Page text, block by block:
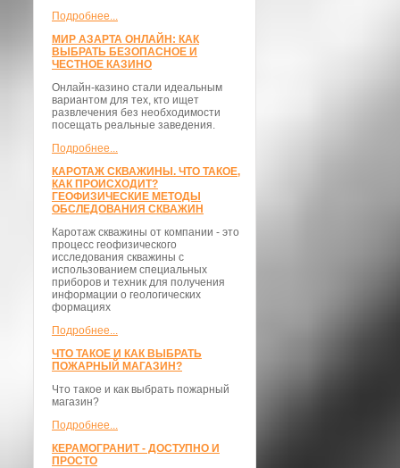
Подробнее...
МИР АЗАРТА ОНЛАЙН: КАК
ВЫБРАТЬ БЕЗОПАСНОЕ И
ЧЕСТНОЕ КАЗИНО
Онлайн-казино стали идеальным
вариантом для тех, кто ищет
развлечения без необходимости
посещать реальные заведения.
Подробнее...
КАРОТАЖ СКВАЖИНЫ. ЧТО ТАКОЕ,
КАК ПРОИСХОДИТ?
ГЕОФИЗИЧЕСКИЕ МЕТОДЫ
ОБСЛЕДОВАНИЯ СКВАЖИН
Каротаж скважины от компании - это
процесс геофизического
исследования скважины с
использованием специальных
приборов и техник для получения
информации о геологических
формациях
Подробнее...
ЧТО ТАКОЕ И КАК ВЫБРАТЬ
ПОЖАРНЫЙ МАГАЗИН?
Что такое и как выбрать пожарный
магазин?
Подробнее...
КЕРАМОГРАНИТ - ДОСТУПНО И
ПРОСТО